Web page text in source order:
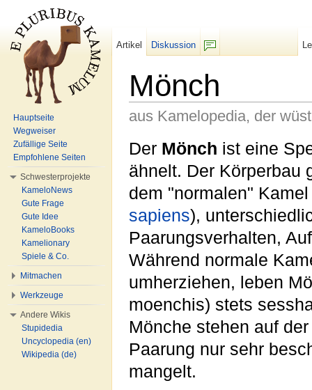
Mönch
aus Kamelopedia, der
Der Mönch ist eine
ähnelt. Der Körperbau
dem "normalen" Kamel
sapiens),
Paarungsverhalten,
Während normale
umherziehen, leben
moenchis) stets
Mönche stehen auf
Paarung nur sehr
mangelt.
Artikel
Diskussion
Hauptseite
Wegweiser
Zufällige Seite
Empfohlene Seiten
Schwesterprojekte
KameloNews
Gute Frage
Gute Idee
KameloBooks
Kamelionary
Spiele & Co.
Mitmachen
Werkzeuge
Andere Wikis
Stupidedia
Uncyclopedia (en)
Wikipedia (de)